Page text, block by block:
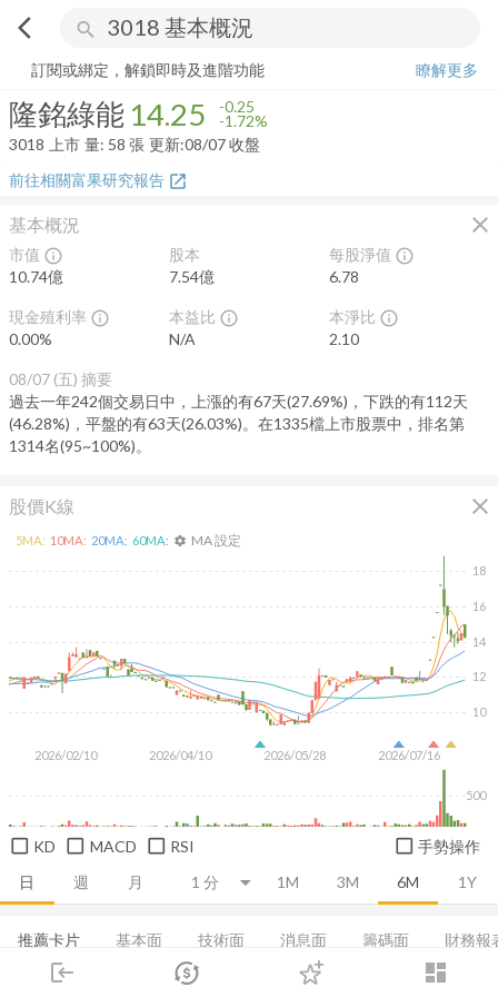
arrow_back_ios search
login dashboard
市場 登入
隆銘綠能 14.25-1.72%
訂閱或綁定，解鎖即時及進階功能
瞭解更多
隆銘綠能 14.25 -0.25
-1.72%
3018
上市 量: 58 張 更新:08/07 收盤
前往相關富果研究報告 open_in_new
基本概況 close
市值 info_outline
10.74億
股本
7.54億
每股淨值 info_outline
6.78
現金殖利率 info_outline
0.00%
本益比 info_outline
N/A
本淨比 info_outline
2.10
08/07 (五) 摘要
過去一年242個交易日中，上漲的有67天(27.69%)，下跌的有112天
(46.28%)，平盤的有63天(26.03%)。在1335檔上市股票中，排名第
1314名(95~100%)。
股價K線 close
日 週 月 1M 3M 6M 1Y
2026/02/10 2026/04/10 2026/05/28 2026/07/16
10
12
14
16
18
500
5MA: 10MA: 20MA: 60MA: settings MA 設定
KD MACD RSI 手勢操作
推薦卡片 基本面 技術面 消息面 籌碼面 財務報
集保分布 EPS